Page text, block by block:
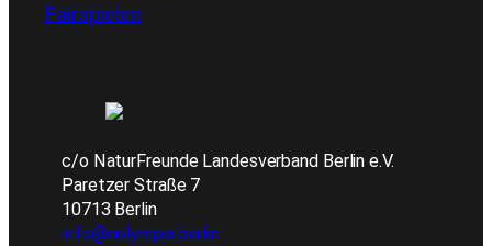
Fairspielen
c/o NaturFreunde Landesverband Berlin e.V.
Paretzer Straße 7
10713 Berlin
info@nolympia.berlin